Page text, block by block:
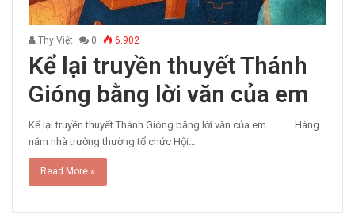
Thy Việt 0 6.902
Kể lại truyền thuyết Thánh
Gióng bằng lời văn của em
Kể lại truyền thuyết Thánh Gióng bằng lời văn của em Hàng
năm nhà trường thường tổ chức Hội…
Read More »